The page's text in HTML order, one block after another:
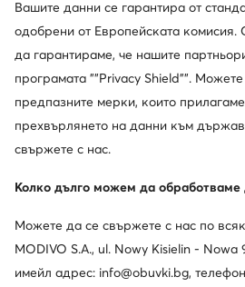
още 10% Код: SUMMER
Промоция
Skechers
Go Run Trail Altitude 2.0 220757 BBK · Маратонки за бягане
Актуална цена
74,99€
Най-ниска цена82,99 €-9%
Най-
Вашите данни се гарантира от
одобрени от Европейската
да гарантираме, че нашите
програмата ""Privacy Shield"".
предпазните мерки, които
прехвърлянето на данни към
свържете с нас.
Колко дълго можем да обработваме
Можете да се свържете с нас по
MODIVO S.A., ul. Nowy Kisielin -
имейл адрес: info@obuvki.bg,